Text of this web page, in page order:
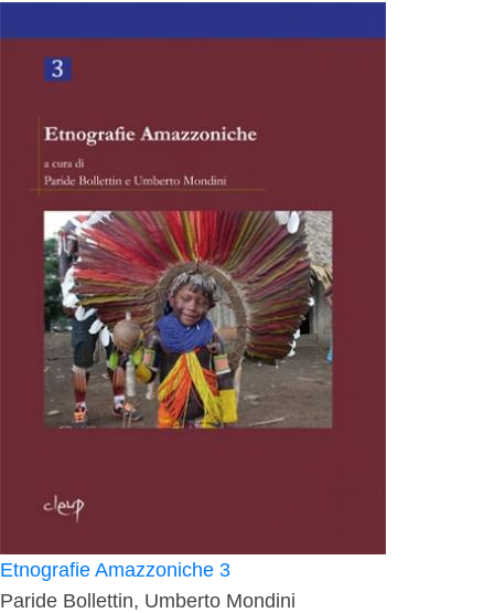
Etnografie Amazzoniche 3
Paride Bollettin, Umberto Mondini